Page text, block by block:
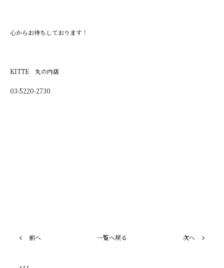
心からお待ちしております！
KITTE 丸の内店
03-5220-2730
前へ 一覧へ戻る 次へ